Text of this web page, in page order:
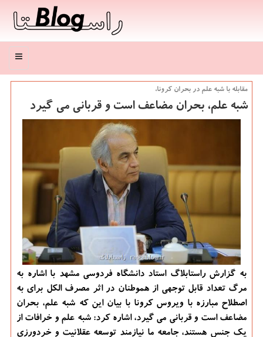
منو
مقابله با شبه علم در بحران كرونا،
شبه علم، بحران مضاعف است و قربانی می گیرد
به گزارش راستابلاگ استاد دانشگاه فردوسی مشهد با اشاره به
مرگ تعداد قابل توجهی از هموطنان در اثر مصرف الكل برای به
اصطلاح مبارزه با ویروس كرونا با بیان این كه شبه علم، بحران
مضاعف است و قربانی می گیرد، اشاره كرد: شبه علم و خرافات از
یك جنس هستند، جامعه ما نیازمند توسعه عقلانیت و خردورزی